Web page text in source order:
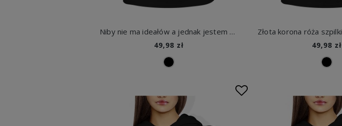
Niby nie ma ideałów a jednak jestem usta szpilki pomadka styl beauty glamour kobiecy look Damska koszulka
49,98 zł 49,98 zł